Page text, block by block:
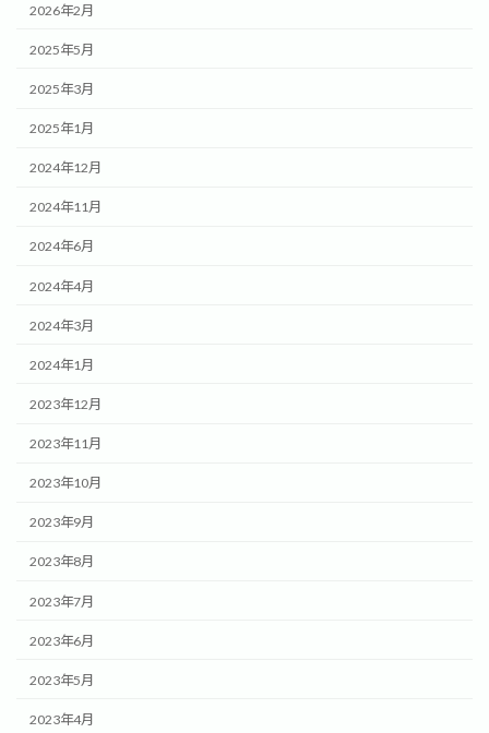
2026年2月
2025年5月
2025年3月
2025年1月
2024年12月
2024年11月
2024年6月
2024年4月
2024年3月
2024年1月
2023年12月
2023年11月
2023年10月
2023年9月
2023年8月
2023年7月
2023年6月
2023年5月
2023年4月